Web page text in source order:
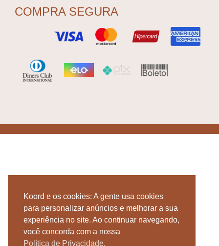
COMPRA SEGURA
Koord e os cookies: A gente usa cookies
para personalizar anúncios e melhorar a sua
experiência no site. Ao continuar navegando,
você concorda com a nossa
Política de Privacidade.